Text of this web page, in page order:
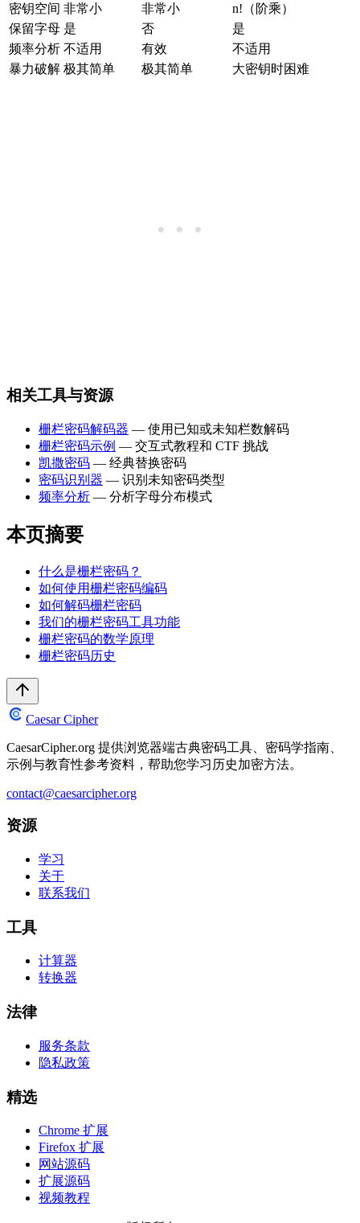
密钥空间 非常小 非常小
n!（阶乘）
保留字母 是 否
是
频率分析 不适用 有效
不适用
暴力破解 极其简单 极其简单 大密钥时困难
相关工具与资源
栅栏密码解码器 — 使用已知或未知栏数解码
栅栏密码示例 — 交互式教程和 CTF 挑战
凯撒密码 — 经典替换密码
密码识别器 — 识别未知密码类型
频率分析 — 分析字母分布模式
本页摘要
什么是栅栏密码？
如何使用栅栏密码编码
如何解码栅栏密码
我们的栅栏密码工具功能
栅栏密码的数学原理
栅栏密码历史
Caesar Cipher
CaesarCipher.org 提供浏览器端古典密码工具、密码学指南、
示例与教育性参考资料，帮助您学习历史加密方法。
contact@caesarcipher.org
资源
学习
关于
联系我们
工具
计算器
转换器
法律
服务条款
隐私政策
精选
Chrome 扩展
Firefox 扩展
网站源码
扩展源码
视频教程